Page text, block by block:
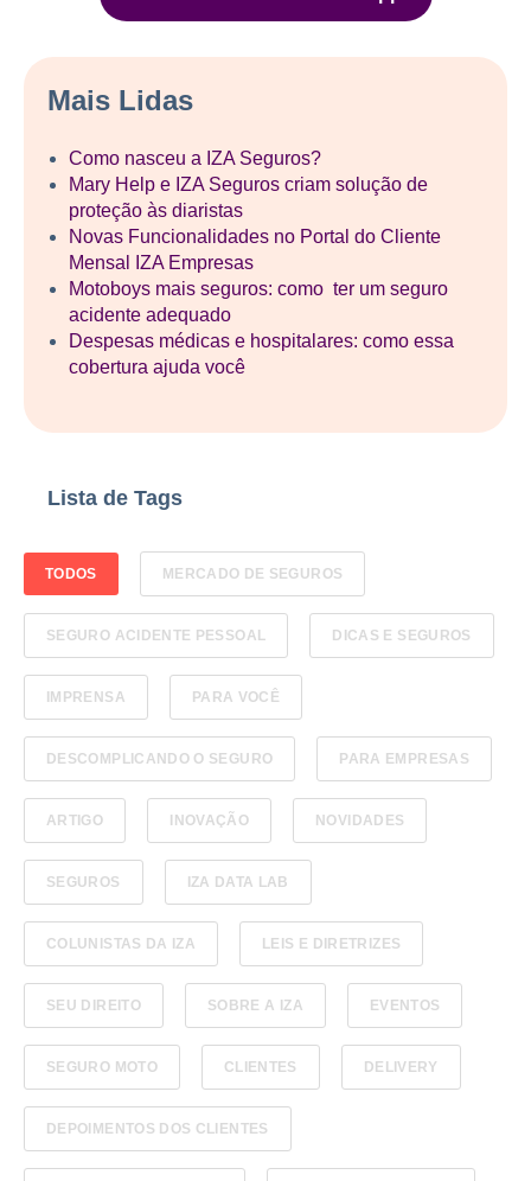
Mais Lidas
Como nasceu a IZA Seguros?
Mary Help e IZA Seguros criam solução de
proteção às diaristas
Novas Funcionalidades no Portal do Cliente
Mensal IZA Empresas
Motoboys mais seguros: como ter um seguro
acidente adequado
Despesas médicas e hospitalares: como essa
cobertura ajuda você
Lista de Tags
TODOS MERCADO DE SEGUROS
SEGURO ACIDENTE PESSOAL DICAS E SEGUROS
IMPRENSA PARA VOCÊ
DESCOMPLICANDO O SEGURO PARA EMPRESAS
ARTIGO INOVAÇÃO NOVIDADES
SEGUROS IZA DATA LAB
COLUNISTAS DA IZA LEIS E DIRETRIZES
SEU DIREITO SOBRE A IZA EVENTOS
SEGURO MOTO CLIENTES DELIVERY
DEPOIMENTOS DOS CLIENTES